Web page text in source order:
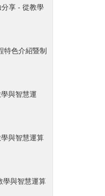
享 - 從教學
特色介紹暨制
與智慧運
與智慧運算
與智慧運算